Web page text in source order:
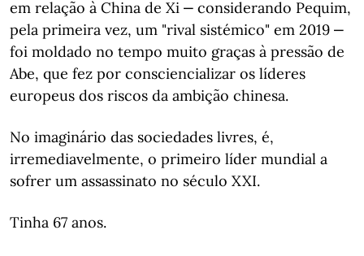
em relação à China de Xi ‒ considerando Pequim,
pela primeira vez, um "rival sistémico" em 2019 ‒
foi moldado no tempo muito graças à pressão de
Abe, que fez por consciencializar os líderes
europeus dos riscos da ambição chinesa.
No imaginário das sociedades livres, é,
irremediavelmente, o primeiro líder mundial a
sofrer um assassinato no século XXI.
Tinha 67 anos.